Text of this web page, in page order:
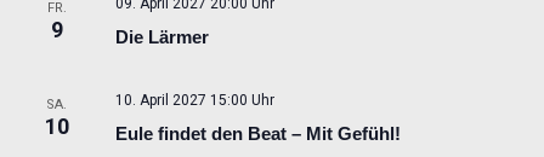
FR.
9 Die Lärmer
09. April 2027 20:00 Uhr
SA.
10 Eule findet den Beat – Mit Gefühl!
10. April 2027 15:00 Uhr